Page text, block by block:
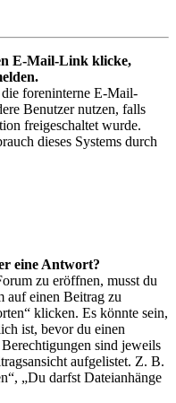
E-Mail-Link klicke,
foreninterne E-Mail-
Benutzer nutzen, falls
freigeschaltet wurde.
dieses Systems durch
eine Antwort?
zu eröffnen, musst du
auf einen Beitrag zu
klicken. Es könnte sein,
ist, bevor du einen
sind jeweils
aufgelistet. Z. B.
„Du darfst Dateianhänge